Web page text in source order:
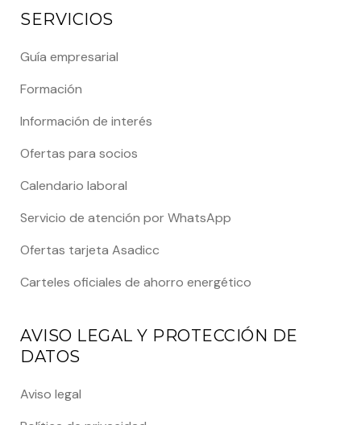
SERVICIOS
Guía empresarial
Formación
Información de interés
Ofertas para socios
Calendario laboral
Servicio de atención por WhatsApp
Ofertas tarjeta Asadicc
Carteles oficiales de ahorro energético
AVISO LEGAL Y PROTECCIÓN DE
DATOS
Aviso legal